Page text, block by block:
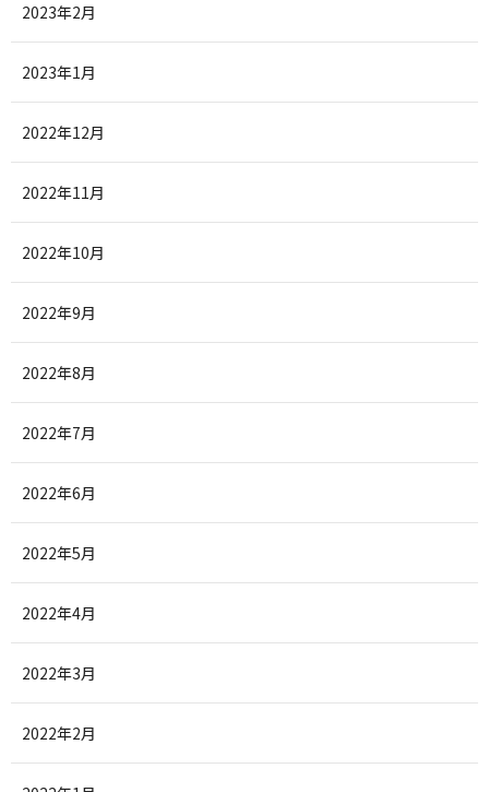
2023年2月
2023年1月
2022年12月
2022年11月
2022年10月
2022年9月
2022年8月
2022年7月
2022年6月
2022年5月
2022年4月
2022年3月
2022年2月